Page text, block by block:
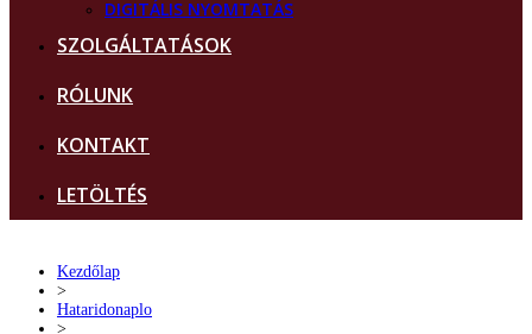
DIGITÁLIS NYOMTATÁS
SZOLGÁLTATÁSOK
RÓLUNK
KONTAKT
LETÖLTÉS
Kezdőlap
>
Hataridonaplo
>